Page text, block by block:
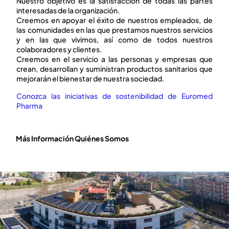
interesadas de la organización.
Creemos en apoyar el éxito de nuestros empleados, de
las comunidades en las que prestamos nuestros servicios
y en las que vivimos, así como de todos nuestros
colaboradores y clientes.
Creemos en el servicio a las personas y empresas que
crean, desarrollan y suministran productos sanitarios que
mejorarán el bienestar de nuestra sociedad.
Conozca las iniciativas de sostenibilidad de Euromed
Pharma
Más Información Quiénes Somos